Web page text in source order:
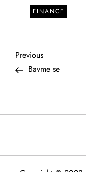
FINANCE
N
g
Previous
Post
Previous
Bavme se